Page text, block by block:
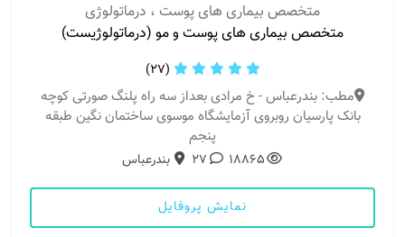
متخصص بیماری های پوست ، درماتولوژی
متخصص بیماری های پوست و مو (درماتولوژیست)
(27)
مطب: بندرعباس - خ مرادی بعداز سه راه پلنگ صورتی کوچه
بانک پارسیان روبروی آزمایشگاه موسوی ساختمان نگین طبقه
پنجم
18865
27 بندرعباس
نمایش پروفایل